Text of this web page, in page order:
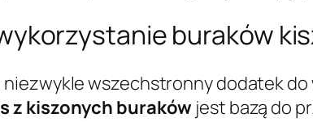
buraków
wszechstronny dodatek do
z kiszonych buraków jest bazą do